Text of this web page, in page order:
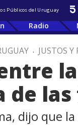
Públicos del Uruguay
Radio
. JUSTOS Y
de
dijo que